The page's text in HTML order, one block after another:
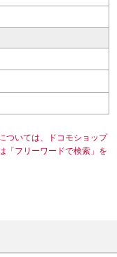
ついては、ドコモショップ
「フリーワードで検索」を